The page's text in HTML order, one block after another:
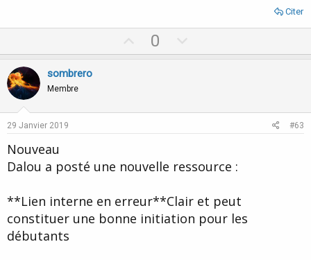
Citer
p
0
o
sombrero
Membre
29 Janvier 2019 #63
Nouveau
Dalou a posté une nouvelle ressource :
**Lien interne en erreur**Clair et peut
constituer une bonne initiation pour les
débutants